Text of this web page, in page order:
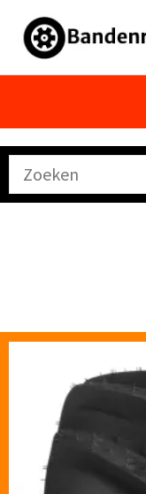
naar